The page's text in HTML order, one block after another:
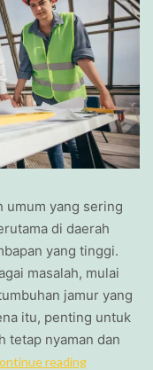
umum yang sering
di daerah
yang tinggi.
masalah, mulai
jamur yang
itu, penting untuk
tetap nyaman dan
reading